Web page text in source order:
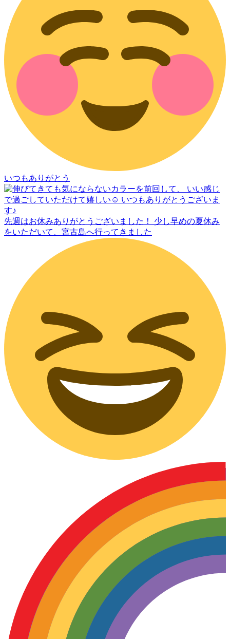
いつもありがとう
先週はお休みありがとうございました！ 少し早めの夏休み
をいただいて、宮古島へ行ってきました